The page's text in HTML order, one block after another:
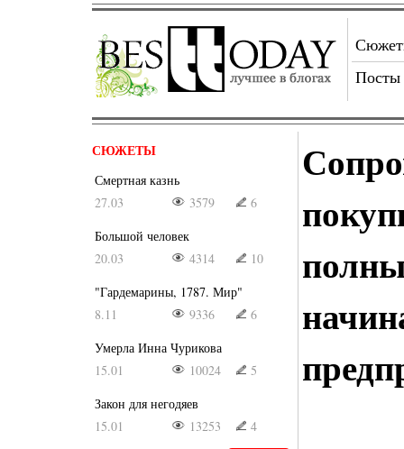
Посты
СЮЖЕТЫ
Смертная казнь
27.03
3579
6
Большой человек
20.03
4314
10
"Гардемарины, 1787. Мир"
8.11
9336
6
Умерла Инна Чурикова
15.01
10024
5
Закон для негодяев
15.01
13253 4